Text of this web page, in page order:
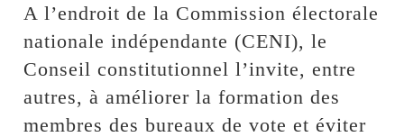
A l’endroit de la Commission électorale
nationale indépendante (CENI), le
Conseil constitutionnel l’invite, entre
autres, à améliorer la formation des
membres des bureaux de vote et éviter